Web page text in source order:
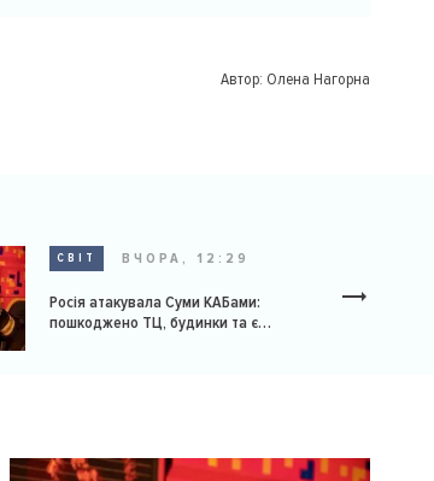
Автор: Олена Нагорна
СВІТ ВЧОРА, 12:29
Росія атакувала Суми КАБами:
пошкоджено ТЦ, будинки та є